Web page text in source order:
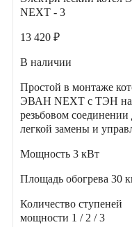
NEXT - 3
13 420 ₽
В наличии
Простой в монтаже
ЭВАН NEXT с ТЭН на
резьбовом соединении
легкой замены и
Мощность 3 кВт
Площадь обогрева 30
Количество ступеней
мощности 1 / 2 / 3